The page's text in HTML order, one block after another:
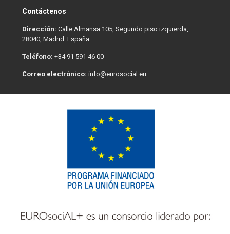
Contáctenos
Dirección: Calle Almansa 105, Segundo piso izquierda,
28040, Madrid. España
Teléfono: +34 91 591 46 00
Correo electrónico: info@eurosocial.eu